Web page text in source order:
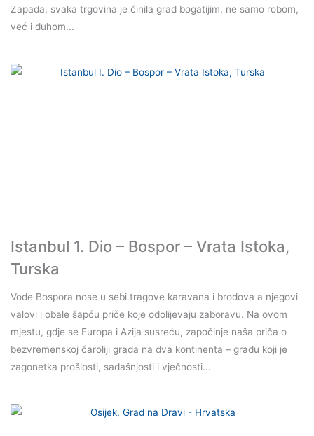
Zapada, svaka trgovina je činila grad bogatijim, ne samo robom,
već i duhom...
Istanbul 1. Dio – Bospor – Vrata Istoka,
Turska
Vode Bospora nose u sebi tragove karavana i brodova a njegovi
valovi i obale šapću priče koje odolijevaju zaboravu. Na ovom
mjestu, gdje se Europa i Azija susreću, započinje naša priča o
bezvremenskoj čaroliji grada na dva kontinenta – gradu koji je
zagonetka prošlosti, sadašnjosti i vječnosti...